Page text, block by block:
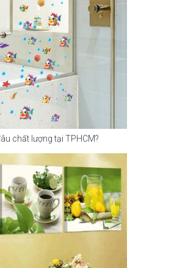
chất lượng tại TPHCM?